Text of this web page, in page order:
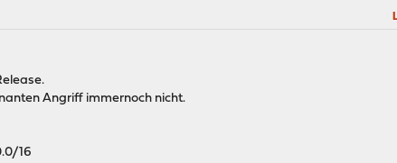
Angriff immernoch nicht.
16